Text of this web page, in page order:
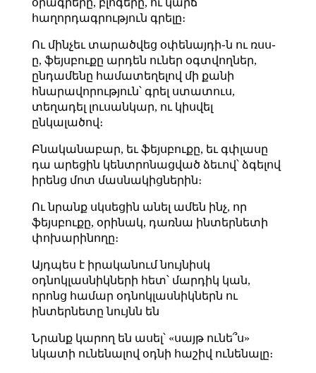
հաղորդագրություն գրելը։
Ու մինչեւ տարածվեց օփենայդի֊ն ու ռսս֊
ը, ֆեյսբուքը արդեն ուներ օգտվողներ,
ընդամենը համատեղելով մի քանի
հնարավորություն՝ գրել ստատուս,
տեղադել լուսանկար, ու կիսվել
ընկալածով։
Բնականաբար, եւ ֆեյսբուքը, եւ գփլասը
դա արեցին կենտրոնացված ձեւով՝ ձգելով
իրենց մոտ մասնակիցներին։
Ու նրանք սկսեցին անել ամեն ինչ, որ
ֆեյսբուքը, օրինակ, դառնա ինտերնետի
փոխարինողը։
Այդպես է իրականում նույնիսկ
օդնոկլասնիկների հետ՝ մարդիկ կան,
որոնց համար օդնոկլասնիկներն ու
ինտերնետը նույնն են
Նրանք կարող են ասել՝ «սայթ ունե՞ս»
նկատի ունենալով օդնի հաշիվ ունենալը։